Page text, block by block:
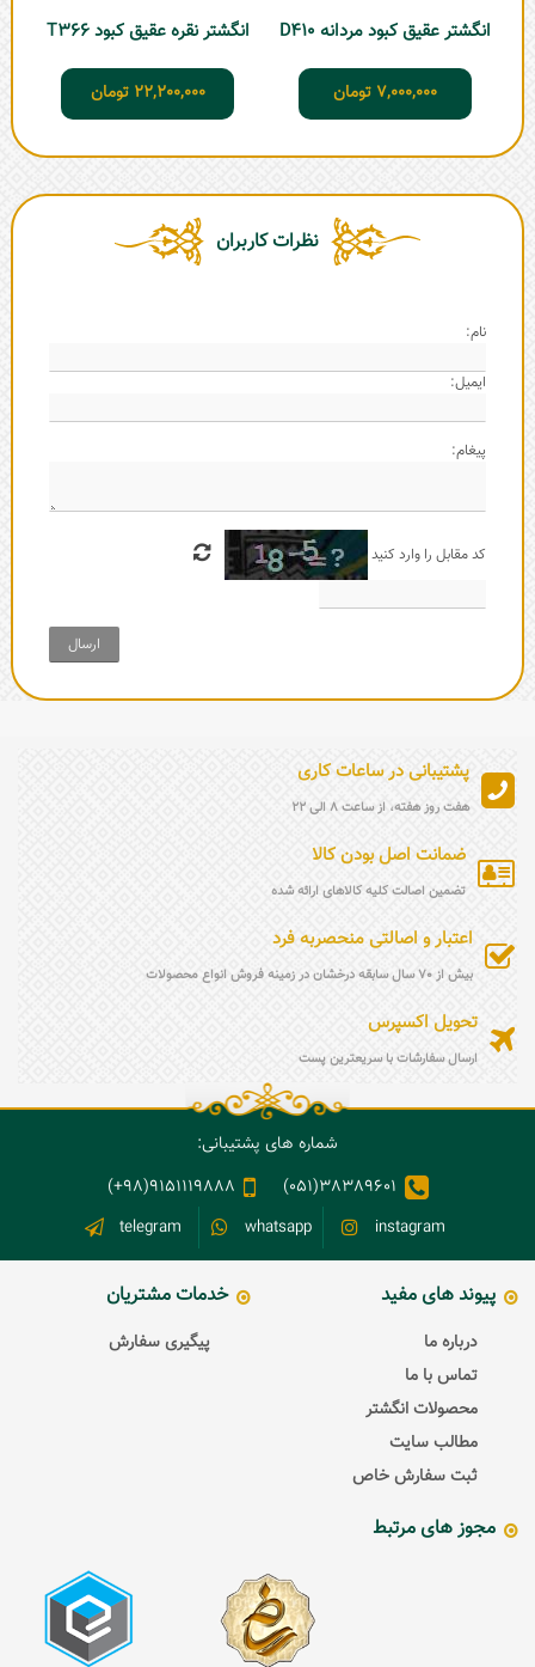
انگشتر عقیق کبود مردانه D410
7,000,000 تومان
انگشتر نقره عقیق کبود T366
22,200,000 تومان
نظرات کاربران
نام:
ایمیل:
پیغام:
کد مقابل را وارد کنید
ارسال
پشتیبانی در ساعات کاری
هفت روز هفته، از ساعت 8 الی 22
ضمانت اصل بودن کالا
تضمین اصالت کلیه کالاهای ارائه شده
اعتبار و اصالتی منحصربه فرد
بیش از 70 سال سابقه درخشان در زمینه فروش انواع محصولات
تحویل اکسپرس
ارسال سفارشات با سریعترین پست
شماره های پشتیبانی:
38389601(051)
9151119888(98+)
instagram
whatsapp
telegram
پیوند های مفید
درباره ما
تماس با ما
محصولات انگشتر
مطالب سایت
ثبت سفارش خاص
خدمات مشتریان
پیگیری سفارش
مجوز های مرتبط